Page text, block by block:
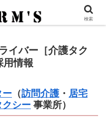
瀬谷区の地域愛企業
イバー［介護タク
用情報
ー （訪問介護 ・ 居宅
シー 事業所）
検索